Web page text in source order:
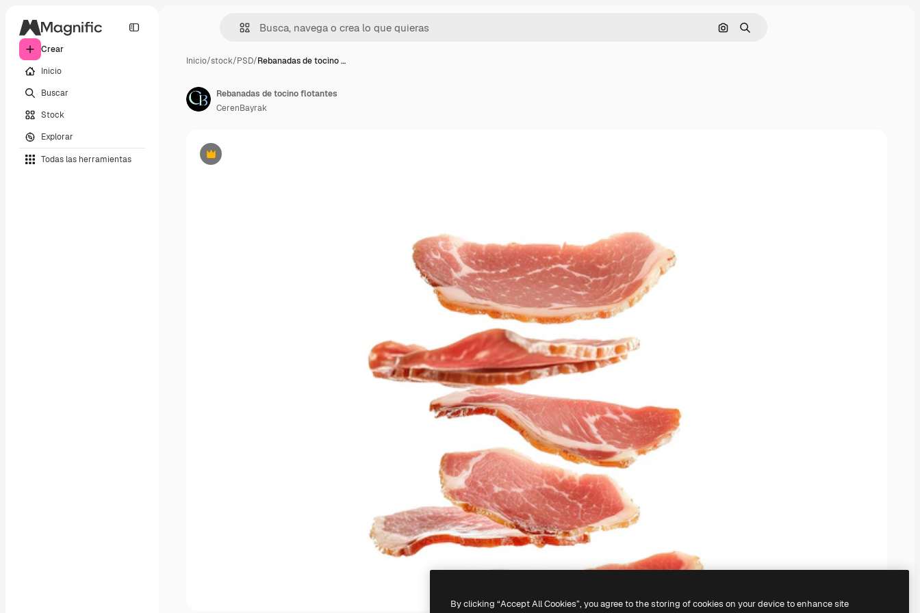
Crear
Inicio
Buscar
Stock
Explorar
Todas las herramientas
Buscar por imagen
Buscar
Inicio/stock/PSD/Rebanadas de tocino …
Premium
Rebanadas de tocino flotantes
CerenBayrak
By clicking “Accept All Cookies”, you agree to the storing of cookies on your device to enhance site